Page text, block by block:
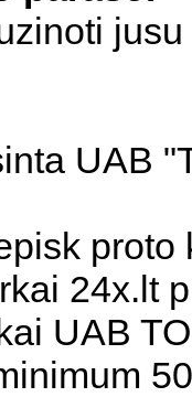
UAB
24x.lt
UAB